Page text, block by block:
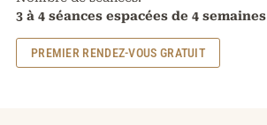
3 à 4 séances espacées de 4 semaines
PREMIER RENDEZ-VOUS GRATUIT